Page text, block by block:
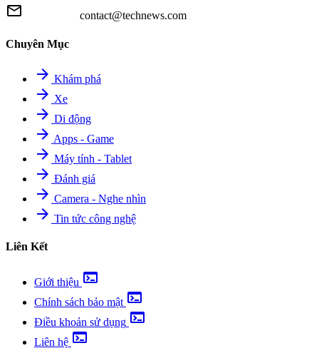
mail contact@technews.com
Chuyên Mục
arrow_forward Khám phá
arrow_forward Xe
arrow_forward Di động
arrow_forward Apps - Game
arrow_forward Máy tính - Tablet
arrow_forward Đánh giá
arrow_forward Camera - Nghe nhìn
arrow_forward Tin tức công nghệ
Liên Kết
Giới thiệu terminal
Chính sách bảo mật terminal
Điều khoản sử dụng terminal
Liên hệ terminal